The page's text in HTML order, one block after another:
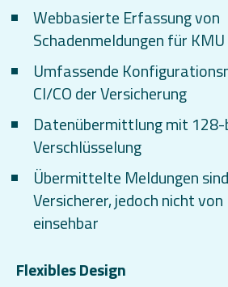
Webbasierte Erfassung von
Schadenmeldungen für KMU
Umfassende
CI/CO der Versicherung
Datenübermittlung mit
Verschlüsselung
Übermittelte Meldungen
Versicherer, jedoch nicht
einsehbar
Flexibles Design